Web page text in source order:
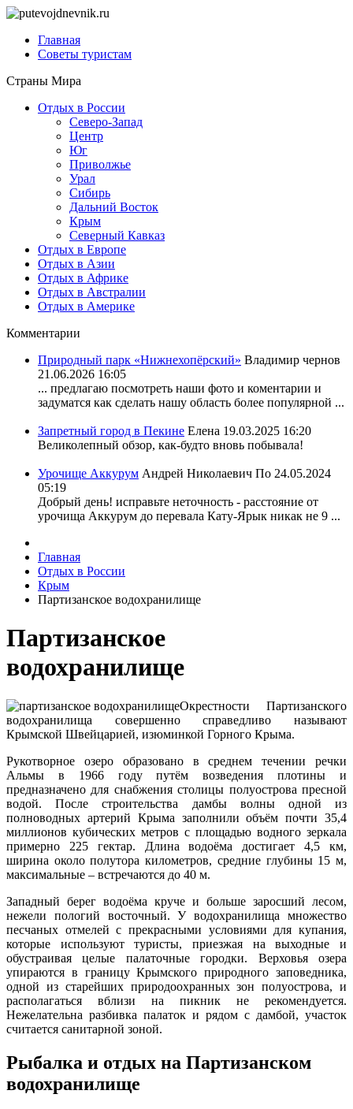
Главная
Советы туристам
Страны Мира
Отдых в России
Северо-Запад
Центр
Юг
Приволжье
Урал
Сибирь
Дальний Восток
Крым
Северный Кавказ
Отдых в Европе
Отдых в Азии
Отдых в Африке
Отдых в Австралии
Отдых в Америке
Комментарии
Природный парк «Нижнехопёрский» Владимир чернов
21.06.2026 16:05
... предлагаю посмотреть наши фото и коментарии и
задуматся как сделать нашу область более популярной ...
Запретный город в Пекине Елена 19.03.2025 16:20
Великолепный обзор, как-будто вновь побывала!
Урочище Аккурум Андрей Николаевич По 24.05.2024
05:19
Добрый день! исправьте неточность - расстояние от
урочища Аккурум до перевала Кату-Ярык никак не 9 ...
Главная
Отдых в России
Крым
Партизанское водохранилище
Партизанское
водохранилище
Окрестности Партизанского
водохранилища совершенно справедливо называют
Крымской Швейцарией, изюминкой Горного Крыма.
Рукотворное озеро образовано в среднем течении речки
Альмы в 1966 году путём возведения плотины и
предназначено для снабжения столицы полуострова пресной
водой. После строительства дамбы волны одной из
полноводных артерий Крыма заполнили объём почти 35,4
миллионов кубических метров с площадью водного зеркала
примерно 225 гектар. Длина водоёма достигает 4,5 км,
ширина около полутора километров, средние глубины 15 м,
максимальные – встречаются до 40 м.
Западный берег водоёма круче и больше заросший лесом,
нежели пологий восточный. У водохранилища множество
песчаных отмелей с прекрасными условиями для купания,
которые используют туристы, приезжая на выходные и
обустраивая целые палаточные городки. Верховья озера
упираются в границу Крымского природного заповедника,
одной из старейших природоохранных зон полуострова, и
располагаться вблизи на пикник не рекомендуется.
Нежелательна разбивка палаток и рядом с дамбой, участок
считается санитарной зоной.
Рыбалка и отдых на Партизанском
водохранилище